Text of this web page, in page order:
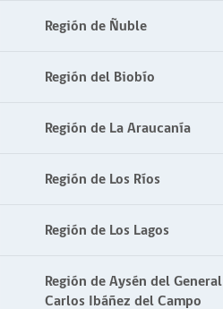
Región de Ñuble
Región del Biobío
Región de La Araucanía
Región de Los Ríos
Región de Los Lagos
Región de Aysén del General
Carlos Ibáñez del Campo